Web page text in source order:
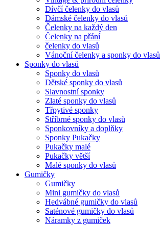
Dívčí čelenky do vlasů
Dámské čelenky do vlasů
Čelenky na každý den
Čelenky na přání
čelenky do vlasů
Vánoční čelenky a sponky do vlasů
Sponky do vlasů
Sponky do vlasů
Dětské sponky do vlasů
Slavnostní sponky
Zlaté sponky do vlasů
Třpytivé sponky
Stříbrné sponky do vlasů
Sponkovníky a doplňky
Sponky Pukačky
Pukačky malé
Pukačky větší
Malé sponky do vlasů
Gumičky
Gumičky
Mini gumičky do vlasů
Hedvábné gumičky do vlasů
Saténové gumičky do vlasů
Náramky z gumiček